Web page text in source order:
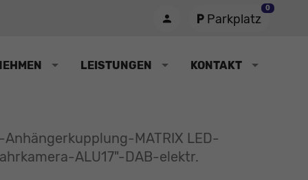
Parkplatz
0
LEISTUNGEN KONTAKT
Anhängerkupplung-MATRIX LED-
ALU17"-DAB-elektr.